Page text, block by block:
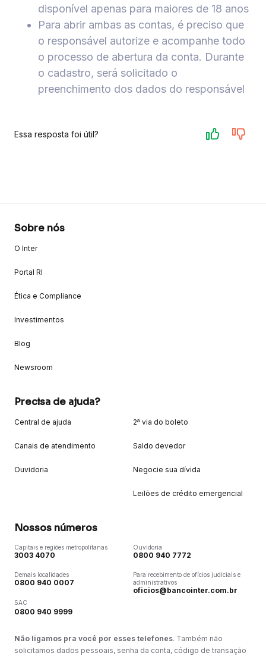
disponível apenas para maiores de 18 anos
Para abrir ambas as contas, é preciso que
o responsável autorize e acompanhe todo
o processo de abertura da conta. Durante
o cadastro, será solicitado o
preenchimento dos dados do responsável
Essa resposta foi útil?
Sobre nós
O Inter
Portal RI
Ética e Compliance
Investimentos
Blog
Newsroom
Precisa de ajuda?
Central de ajuda
Canais de atendimento
Ouvidoria
2ª via do boleto
Saldo devedor
Negocie sua dívida
Leilões de crédito emergencial
Nossos números
Capitais e regiões metropolitanas
3003 4070
Demais localidades
0800 940 0007
SAC
0800 940 9999
Ouvidoria
0800 940 7772
Para recebimento de ofícios judiciais e
administrativos
oficios@bancointer.com.br
Não ligamos pra você por esses telefones. Também não
solicitamos dados pessoais, senha da conta, código de transação